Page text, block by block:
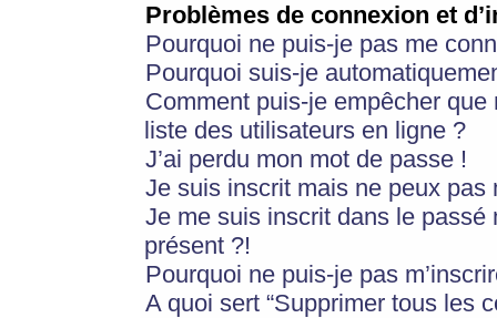
Problèmes de connexion et
Pourquoi ne puis-je pas me
Pourquoi suis-je
Comment puis-je empêcher
liste des utilisateurs en ligne ?
J’ai perdu mon mot de passe !
Je suis inscrit mais ne peux pas
Je me suis inscrit dans le
présent ?!
Pourquoi ne puis-je pas
A quoi sert “Supprimer tous les